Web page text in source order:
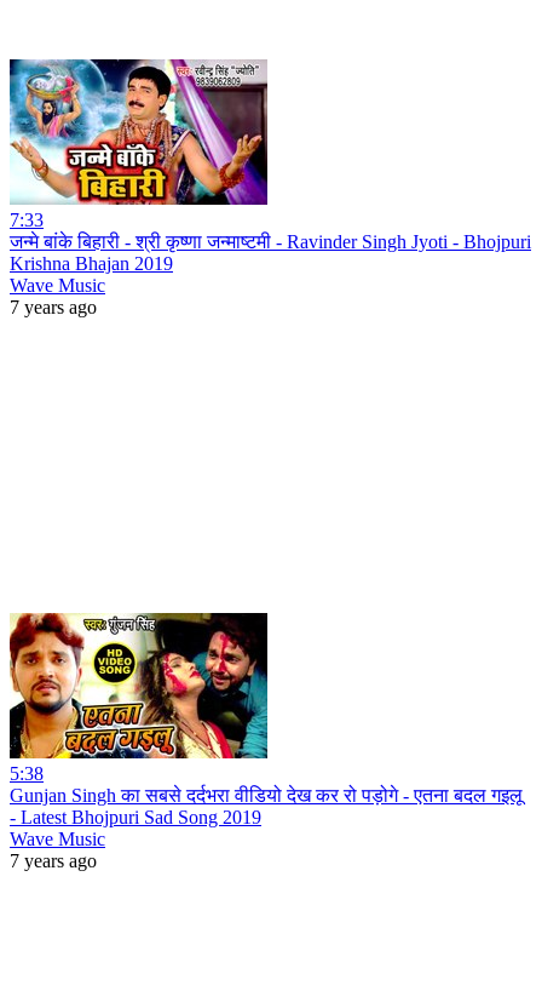
7:33
जन्मे बांके बिहारी - श्री कृष्णा जन्माष्टमी - Ravinder Singh Jyoti - Bhojpuri
Krishna Bhajan 2019
Wave Music
7 years ago
5:38
Gunjan Singh का सबसे दर्दभरा वीडियो देख कर रो पड़ोगे - एतना बदल गइलू
- Latest Bhojpuri Sad Song 2019
Wave Music
7 years ago